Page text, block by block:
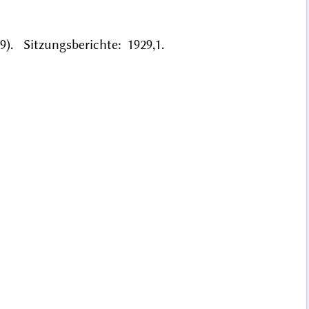
Sitzungsberichte: 1929,1.